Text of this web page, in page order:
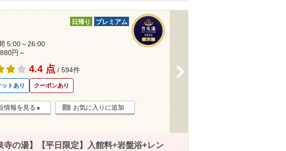
日帰り プレミアム
5:00～26:00
円～
4.4 点 / 594件
トあり クーポンあり
情報を見る お気に入りに追加
寺の湯】【平日限定】入館料+岩盤浴+レン